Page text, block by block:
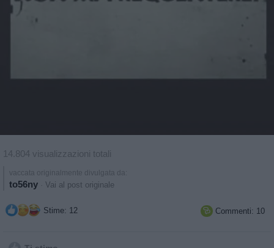
14.804 visualizzazioni totali
vaccata originalmente divulgata da:
to56ny Vai al post originale
Stime: 12  Commenti: 10